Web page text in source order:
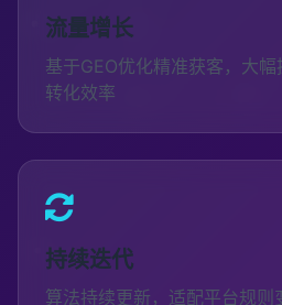
流量增长
基于GEO优化精准获客，大
转化效率
持续迭代
算法持续更新，适配平台规则